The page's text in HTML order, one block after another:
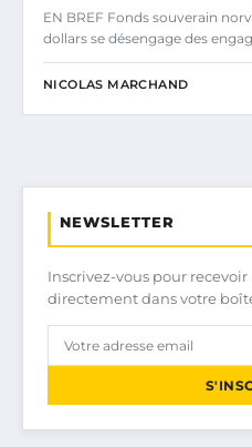
EN BREF Fonds souverain
dollars se désengage des
NICOLAS MARCHAND
NEWSLETTER
Inscrivez-vous pour
directement dans votre